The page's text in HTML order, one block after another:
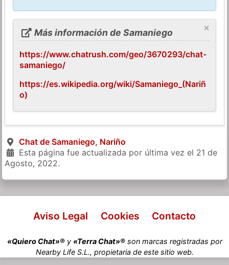
×
Más información de Samaniego
https://www.chatrush.com/geo/3670293/chat-
samaniego/
https://es.wikipedia.org/wiki/Samaniego_(Nariñ
o)
Chat de Samaniego, Nariño
Esta página fue actualizada por última vez el 21 de
Agosto, 2022.
Aviso Legal Cookies Contacto
«Quiero Chat»®y «Terra Chat»®son marcas registradas por
Nearby Life S.L., propietaria de este sitio web.